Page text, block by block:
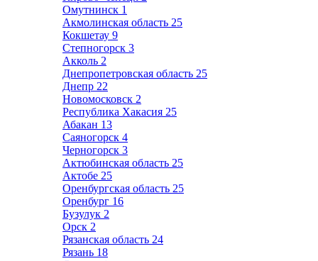
Омутнинск 1
Акмолинская область 25
Кокшетау 9
Степногорск 3
Акколь 2
Днепропетровская область 25
Днепр 22
Новомосковск 2
Республика Хакасия 25
Абакан 13
Саяногорск 4
Черногорск 3
Актюбинская область 25
Актобе 25
Оренбургская область 25
Оренбург 16
Бузулук 2
Орск 2
Рязанская область 24
Рязань 18